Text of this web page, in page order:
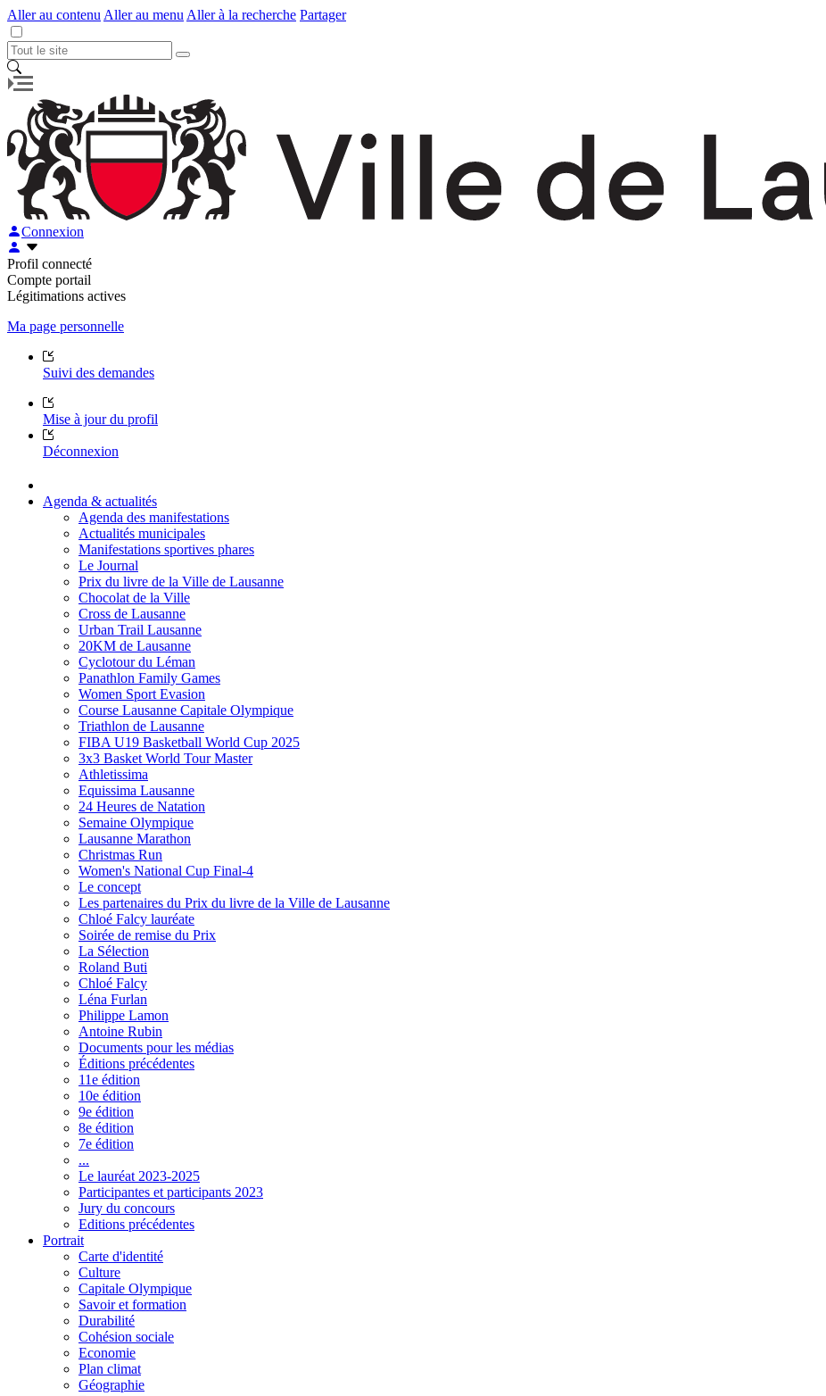
Aller au contenu Aller au menu Aller à la recherche Partager
Connexion
Profil connecté
Compte portail
Légitimations actives
Ma page personnelle
Suivi des demandes
Mise à jour du profil
Déconnexion
Agenda & actualités
Agenda des manifestations
Actualités municipales
Manifestations sportives phares
Le Journal
Prix du livre de la Ville de Lausanne
Chocolat de la Ville
Cross de Lausanne
Urban Trail Lausanne
20KM de Lausanne
Cyclotour du Léman
Panathlon Family Games
Women Sport Evasion
Course Lausanne Capitale Olympique
Triathlon de Lausanne
FIBA U19 Basketball World Cup 2025
3x3 Basket World Tour Master
Athletissima
Equissima Lausanne
24 Heures de Natation
Semaine Olympique
Lausanne Marathon
Christmas Run
Women's National Cup Final-4
Le concept
Les partenaires du Prix du livre de la Ville de Lausanne
Chloé Falcy lauréate
Soirée de remise du Prix
La Sélection
Roland Buti
Chloé Falcy
Léna Furlan
Philippe Lamon
Antoine Rubin
Documents pour les médias
Éditions précédentes
11e édition
10e édition
9e édition
8e édition
7e édition
...
Le lauréat 2023-2025
Participantes et participants 2023
Jury du concours
Editions précédentes
Portrait
Carte d'identité
Culture
Capitale Olympique
Savoir et formation
Durabilité
Cohésion sociale
Economie
Plan climat
Géographie